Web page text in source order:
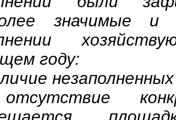
значимые
году: